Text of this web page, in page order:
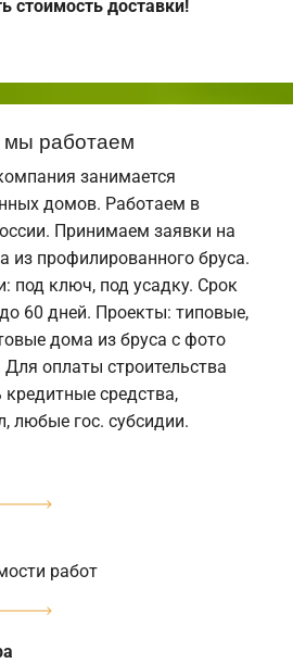
стоимость доставки!
мы работаем
занимается
домов. Работаем в
Принимаем заявки на
из профилированного бруса.
под ключ, под усадку. Срок
60 дней. Проекты: типовые,
дома из бруса с фото
Для оплаты строительства
средства,
любые гос. субсидии.
работ